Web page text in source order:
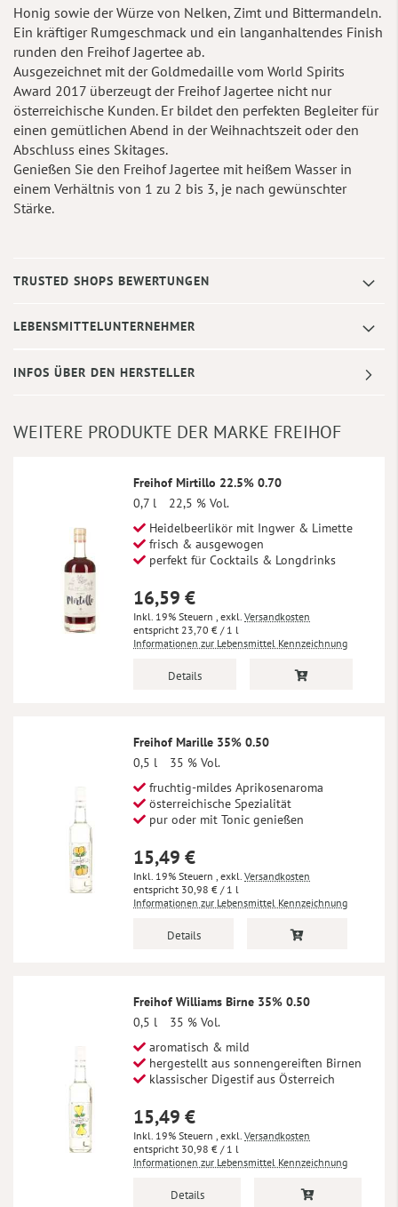
Honig sowie der Würze von Nelken, Zimt und Bittermandeln.
Ein kräftiger Rumgeschmack und ein langanhaltendes Finish
runden den Freihof Jagertee ab.
Ausgezeichnet mit der Goldmedaille vom World Spirits
Award 2017 überzeugt der Freihof Jagertee nicht nur
österreichische Kunden. Er bildet den perfekten Begleiter für
einen gemütlichen Abend in der Weihnachtszeit oder den
Abschluss eines Skitages.
Genießen Sie den Freihof Jagertee mit heißem Wasser in
einem Verhältnis von 1 zu 2 bis 3, je nach gewünschter
Stärke.
TRUSTED SHOPS BEWERTUNGEN
LEBENSMITTELUNTERNEHMER
INFOS ÜBER DEN HERSTELLER
WEITERE PRODUKTE DER MARKE FREIHOF
Freihof Mirtillo 22.5% 0.70
0,7 l
22,5 % Vol.
Heidelbeerlikör mit Ingwer & Limette
frisch & ausgewogen
perfekt für Cocktails & Longdrinks
16,59 €
Inkl. 19% Steuern , exkl. Versandkosten
23,70 € / 1 l
Informationen zur Lebensmittel Kennzeichnung
Details
Freihof Marille 35% 0.50
0,5 l
35 % Vol.
fruchtig-mildes Aprikosenaroma
österreichische Spezialität
pur oder mit Tonic genießen
15,49 €
Inkl. 19% Steuern , exkl. Versandkosten
30,98 € / 1 l
Informationen zur Lebensmittel Kennzeichnung
Details
Freihof Williams Birne 35% 0.50
0,5 l
35 % Vol.
aromatisch & mild
hergestellt aus sonnengereiften Birnen
klassischer Digestif aus Österreich
15,49 €
Inkl. 19% Steuern , exkl. Versandkosten
30,98 € / 1 l
Informationen zur Lebensmittel Kennzeichnung
Details